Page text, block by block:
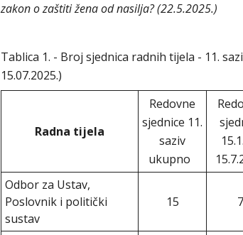
zakon o zaštiti žena od nasilja? (22.5.2025.)
Tablica 1. - Broj sjednica radnih tijela - 11.
15.07.2025.)
Radna tijela
Redovne
sjednice 11.
saziv
ukupno
Odbor za Ustav,
Poslovnik i politički
sustav
15 7